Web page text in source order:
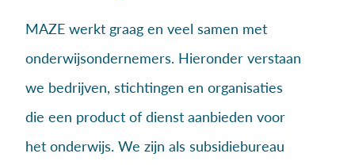
MAZE werkt graag en veel samen met
onderwijsondernemers. Hieronder verstaan
we bedrijven, stichtingen en organisaties
die een product of dienst aanbieden voor
het onderwijs. We zijn als subsidiebureau